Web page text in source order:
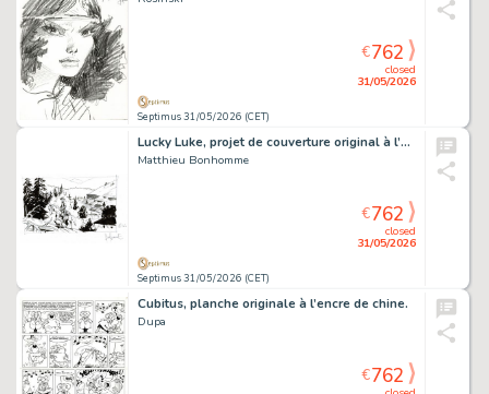
Septimus 31/05/2026 (CET)
closed
31/05/2026
€762
Lucky Luke, projet de couverture original à l’encre de chine et à la mine de plomb.
Matthieu Bonhomme
Septimus 31/05/2026 (CET)
closed
31/05/2026
€762
Cubitus, planche originale à l’encre de chine.
Dupa
€762